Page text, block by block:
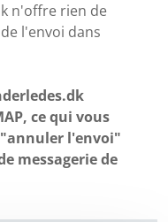
n'offre rien de
l'envoi dans
ce qui vous
l'envoi"
messagerie de